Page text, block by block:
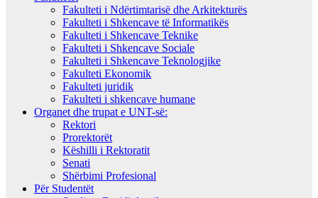
Fakulteti i Ndërtimtarisë dhe Arkitekturës
Fakulteti i Shkencave të Informatikës
Fakulteti i Shkencave Teknike
Fakulteti i Shkencave Sociale
Fakulteti i Shkencave Teknologjike
Fakulteti Ekonomik
Fakulteti juridik
Fakulteti i shkencave humane
Organet dhe trupat e UNT-së:
Rektori
Prorektorët
Këshilli i Rektoratit
Senati
Shërbimi Profesional
Për Studentët